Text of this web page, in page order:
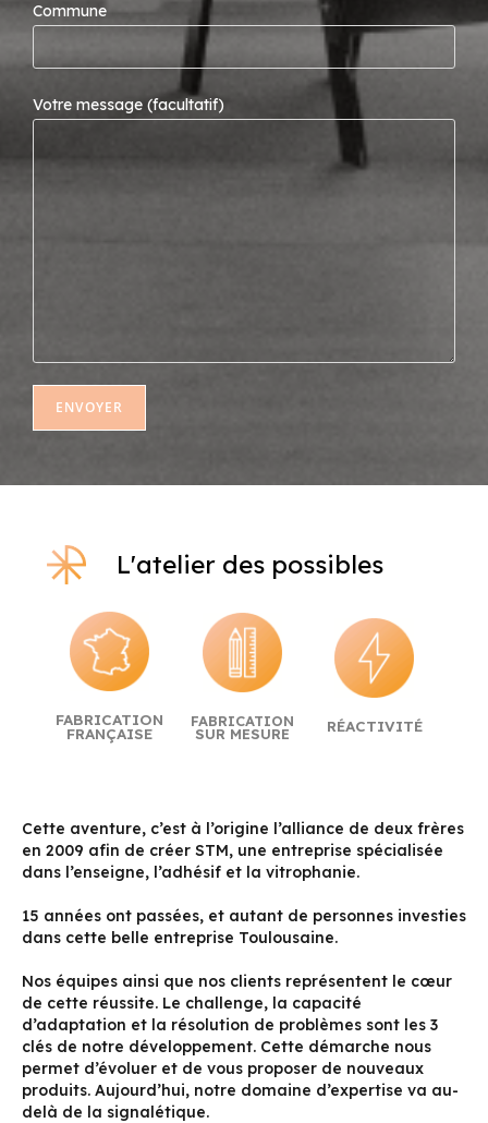
Commune
Votre message (facultatif)
L'atelier des possibles
FABRICATION
FRANÇAISE
FABRICATION
SUR MESURE RÉACTIVITÉ
Cette aventure, c’est à l’origine l’alliance de deux frères
en 2009 afin de créer STM, une entreprise spécialisée
dans l’enseigne, l’adhésif et la vitrophanie.
15 années ont passées, et autant de personnes investies
dans cette belle entreprise Toulousaine.
Nos équipes ainsi que nos clients représentent le cœur
de cette réussite. Le challenge, la capacité
d’adaptation et la résolution de problèmes sont les 3
clés de notre développement. Cette démarche nous
permet d’évoluer et de vous proposer de nouveaux
produits. Aujourd’hui, notre domaine d’expertise va au-
delà de la signalétique.